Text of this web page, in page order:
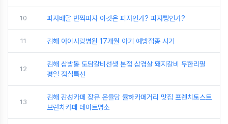
10 피자배달 번쩍피자 이것은 피자인가? 피자빵인가?
11 김해 아이사랑병원 17개월 아기 예방접종 시기
12
김해 삼방동 도담갈비선생 본점 삼겹살 돼지갈비 무한리필
평일 점심특선
13
김해 감성카페 장유 은율당 율하카페거리 맛집 프렌치토스트
브런치카페 데이트명소